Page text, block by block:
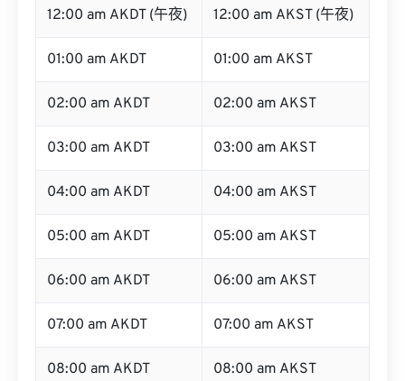
12:00 am AKDT (午夜) 12:00 am AKST (午夜)
01:00 am AKDT 01:00 am AKST
02:00 am AKDT 02:00 am AKST
03:00 am AKDT 03:00 am AKST
04:00 am AKDT 04:00 am AKST
05:00 am AKDT 05:00 am AKST
06:00 am AKDT 06:00 am AKST
07:00 am AKDT 07:00 am AKST
08:00 am AKDT 08:00 am AKST